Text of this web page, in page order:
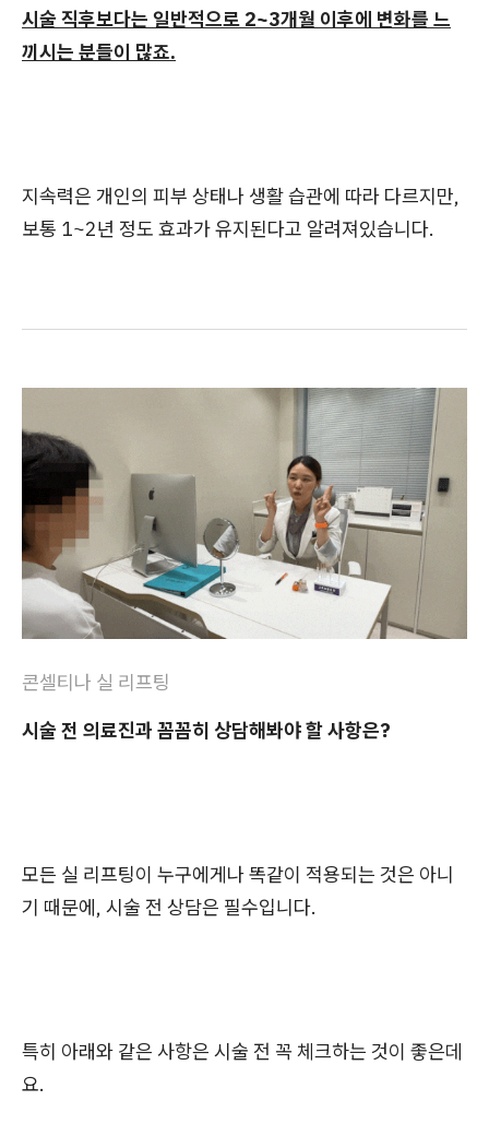
시술 직후보다는 일반적으로 2~3개월 이후에 변화를 느
끼시는 분들이 많죠.
지속력은 개인의 피부 상태나 생활 습관에 따라 다르지만,
보통 1~2년 정도 효과가 유지된다고 알려져있습니다.
콘셀티나 실 리프팅
시술 전 의료진과 꼼꼼히 상담해봐야 할 사항은?
모든 실 리프팅이 누구에게나 똑같이 적용되는 것은 아니
기 때문에, 시술 전 상담은 필수입니다.
특히 아래와 같은 사항은 시술 전 꼭 체크하는 것이 좋은데
요.